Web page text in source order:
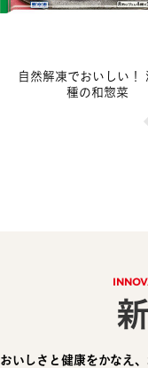
自然解凍でおいしい！
種の和惣菜
おいしさと健康をかなえ